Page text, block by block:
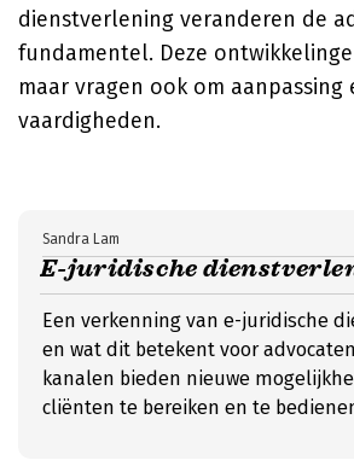
dienstverlening veranderen de
fundamentel. Deze
maar vragen ook om aanpassing
vaardigheden.
E-juridische
Sandra Lam
Een verkenning van e-juridische
en wat dit betekent voor
kanalen bieden nieuwe
cliënten te bereiken en te